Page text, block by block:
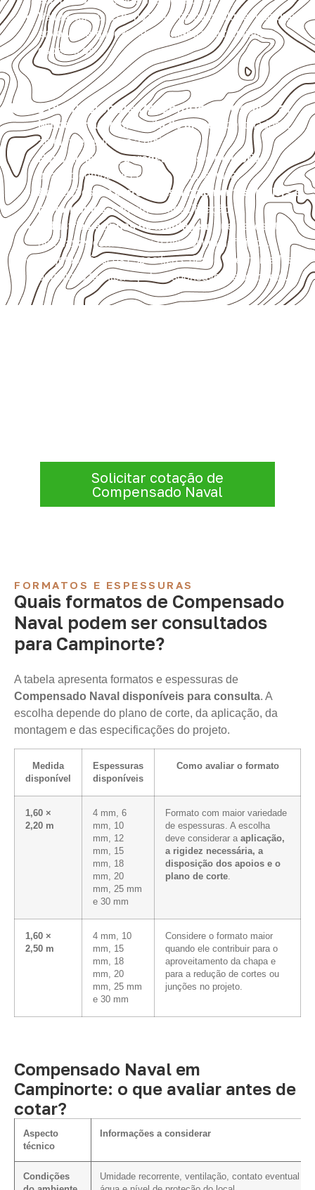
Valide com o responsável técnico qualquer uso que
envolva carga, exposição intensa ou requisitos
específicos.
Usos profissionais do Compensado Naval
Marcenaria e fabricação de móveis
destinados a
ambientes sujeitos à umidade.
Revestimentos, paredes, pisos e divisórias ,
quando compatíveis com a ficha técnica.
Aplicações emcarrocerias, implementos, trailers e
motorhomes, conforme especificação.
Indústrias e linhas de montagem que necessitam
de chapas com formato e espessura definidos.
Projetos náuticos específicos, desde que validados
pela ficha técnica e pelo responsável pelo projeto.
Solicitar cotação de
Compensado Naval
FORMATOS E ESPESSURAS
Quais formatos de Compensado
Naval podem ser consultados
para Campinorte?
A tabela apresenta formatos e espessuras de
Compensado Naval disponíveis para consulta. A
escolha depende do plano de corte, da aplicação, da
montagem e das especificações do projeto.
Medida
disponível
Espessuras
disponíveis
Como avaliar o formato
1,60 ×
2,20 m
4 mm, 6
mm, 10
mm, 12
mm, 15
mm, 18
mm, 20
mm, 25 mm
e 30 mm
Formato com maior variedade
de espessuras. A escolha
deve considerar a aplicação,
a rigidez necessária, a
disposição dos apoios e o
plano de corte.
1,60 ×
2,50 m
4 mm, 10
mm, 15
mm, 18
mm, 20
mm, 25 mm
e 30 mm
Considere o formato maior
quando ele contribuir para o
aproveitamento da chapa e
para a redução de cortes ou
junções no projeto.
Compensado Naval em
Campinorte: o que avaliar antes de
cotar?
Aspecto
técnico
Informações a considerar
Condições
Umidade recorrente, ventilação, contato eventual